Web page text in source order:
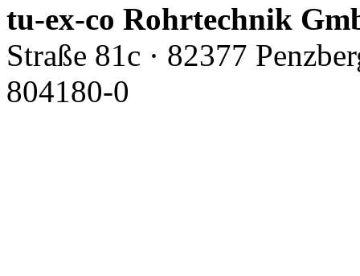
tu-ex-co Rohrtechnik
Straße 81c · 82377
804180-0